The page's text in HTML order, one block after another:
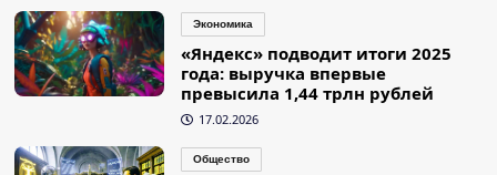
Экономика
«Яндекс» подводит итоги 2025
года: выручка впервые
превысила 1,44 трлн рублей
17.02.2026
Общество